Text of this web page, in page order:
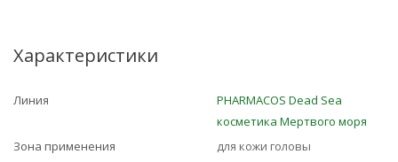
Характеристики
Линия
PHARMACOS Dead Sea
косметика Мертвого моря
Зона применения
для кожи головы